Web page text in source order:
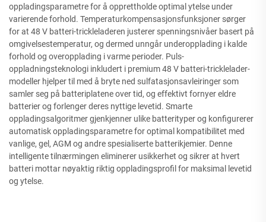
oppladingsparametre for å opprettholde optimal ytelse under
varierende forhold. Temperaturkompensasjonsfunksjoner sørger
for at 48 V batteri-trickleladeren justerer spenningsnivåer basert på
omgivelsestemperatur, og dermed unngår underopplading i kalde
forhold og overopplading i varme perioder. Puls-
oppladningsteknologi inkludert i premium 48 V batteri-tricklelader-
modeller hjelper til med å bryte ned sulfatasjonsavleiringer som
samler seg på batteriplatene over tid, og effektivt fornyer eldre
batterier og forlenger deres nyttige levetid. Smarte
oppladingsalgoritmer gjenkjenner ulike batterityper og konfigurerer
automatisk oppladingsparametre for optimal kompatibilitet med
vanlige, gel, AGM og andre spesialiserte batterikjemier. Denne
intelligente tilnærmingen eliminerer usikkerhet og sikrer at hvert
batteri mottar nøyaktig riktig oppladingsprofil for maksimal levetid
og ytelse.